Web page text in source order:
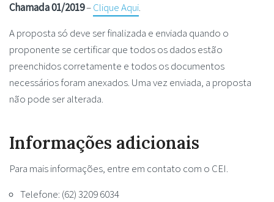
Chamada 01/2019–Clique Aqui.
A proposta só deve ser finalizada e enviada quando o
proponente se certificar que todos os dados estão
preenchidos corretamente e todos os documentos
necessários foram anexados. Uma vez enviada, a proposta
não pode ser alterada.
Informações adicionais
Para mais informações, entre em contato com o CEI.
Telefone: (62) 3209 6034